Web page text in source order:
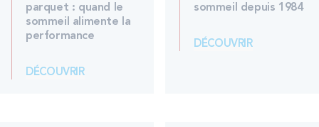
parquet : quand le
sommeil alimente la
performance
DÉCOUVRIR
sommeil depuis 1984
DÉCOUVRIR